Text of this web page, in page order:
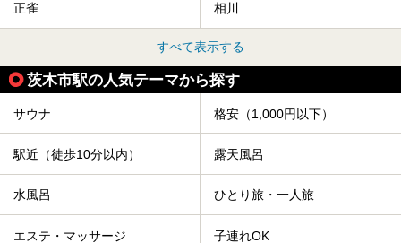
正雀 相川
すべて表示する
茨木市駅の人気テーマから探す
サウナ 格安（1,000円以下）
駅近（徒歩10分以内） 露天風呂
水風呂 ひとり旅・一人旅
エステ・マッサージ 子連れOK